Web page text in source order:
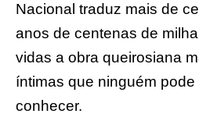
Nacional traduz mais de
anos de centenas de
vidas a obra queirosiana
íntimas que ninguém
conhecer.